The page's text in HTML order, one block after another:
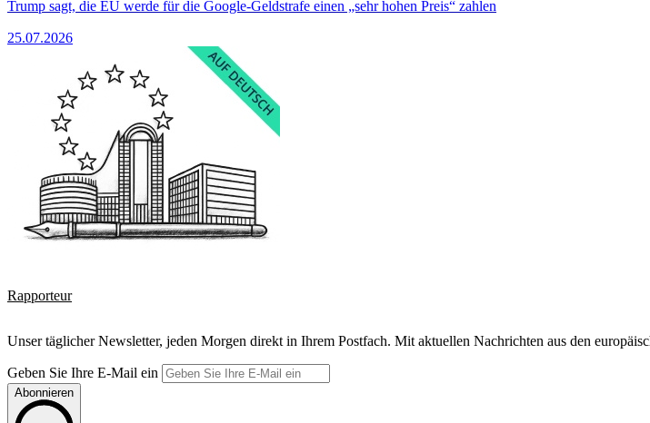
Trump sagt, die EU werde für die Google-Geldstrafe einen „sehr hohen Preis“ zahlen
25.07.2026
Rapporteur
Unser täglicher Newsletter, jeden Morgen direkt in Ihrem Postfach. Mit aktuellen Nachrichten aus den
Geben Sie Ihre E-Mail ein
Abonnieren